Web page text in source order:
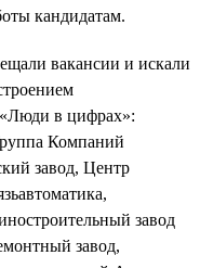
кандидатам.
вакансии и искали
в цифрах»:
Компаний
завод, Центр
завод
завод,